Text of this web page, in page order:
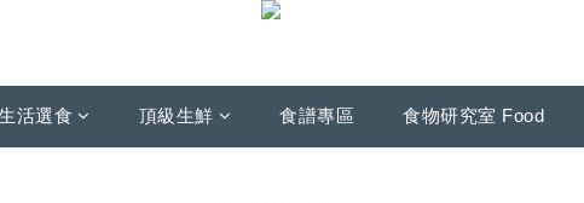
活選食 頂級生鮮 食譜專區 食物研究室 Food